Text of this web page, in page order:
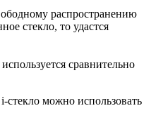
распространению
стекло, то удастся
сравнительно
стекло можно использовать